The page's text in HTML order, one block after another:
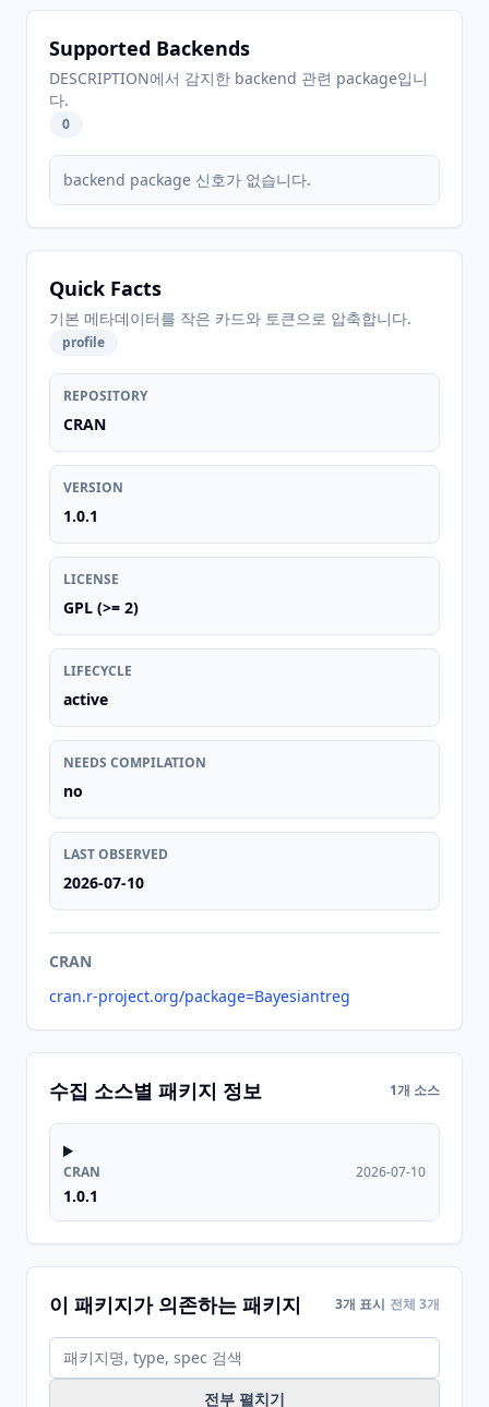
Supported Backends
DESCRIPTION에서 감지한 backend 관련 package입니
다.
0
backend package 신호가 없습니다.
Quick Facts
기본 메타데이터를 작은 카드와 토큰으로 압축합니다.
profile
REPOSITORY
CRAN
VERSION
1.0.1
LICENSE
GPL (>= 2)
LIFECYCLE
active
NEEDS COMPILATION
no
LAST OBSERVED
2026-07-10
CRAN
cran.r-project.org/package=Bayesiantreg
수집 소스별 패키지 정보 1개 소스
CRAN
1.0.1
2026-07-10
이 패키지가 의존하는 패키지 3개 표시 전체 3개
전부 펼치기